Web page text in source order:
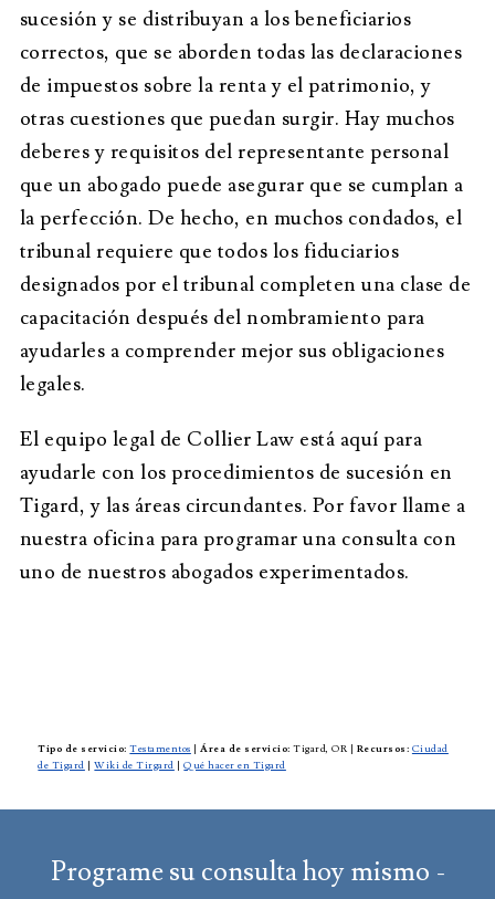
sucesión y se distribuyan a los beneficiarios
correctos, que se aborden todas las declaraciones
de impuestos sobre la renta y el patrimonio, y
otras cuestiones que puedan surgir. Hay muchos
deberes y requisitos del representante personal
que un abogado puede asegurar que se cumplan a
la perfección. De hecho, en muchos condados, el
tribunal requiere que todos los fiduciarios
designados por el tribunal completen una clase de
capacitación después del nombramiento para
ayudarles a comprender mejor sus obligaciones
legales.
El equipo legal de Collier Law está aquí para
ayudarle con los procedimientos de sucesión en
Tigard, y las áreas circundantes. Por favor llame a
nuestra oficina para programar una consulta con
uno de nuestros abogados experimentados.
Tipo de servicio: Testamentos |Área de servicio: Tigard, OR | Recursos: Ciudad
de Tigard |Wiki de Tirgard |Qué hacer en Tigard
Programe su consulta hoy mismo -